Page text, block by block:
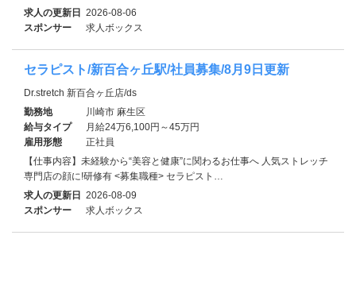
求人の更新日 2026-08-06
スポンサー
求人ボックス
セラピスト/新百合ヶ丘駅/社員募集/8月9日更新
Dr.stretch 新百合ヶ丘店/ds
勤務地
川崎市 麻生区
給与タイプ
月給24万6,100円～45万円
雇用形態
正社員
【仕事内容】未経験から“美容と健康”に関わるお仕事へ 人気ストレッチ
専門店の顔に!研修有 <募集職種> セラピスト…
求人の更新日 2026-08-09
スポンサー
求人ボックス